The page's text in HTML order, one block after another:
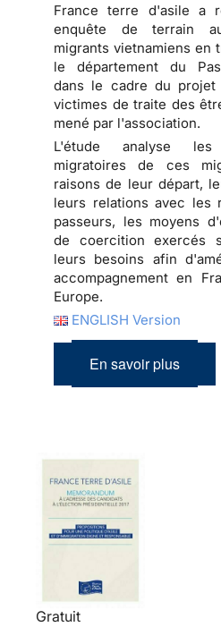
France terre d'asile a
enquête de terrain
migrants vietnamiens en
le département du
dans le cadre du projet
victimes de traite des
mené par l'association.
L'étude analyse les
migratoires de ces
raisons de leur départ,
leurs relations avec les
passeurs, les moyens
de coercition exercés
leurs besoins afin
accompagnement en
Europe.
ENGLISH Version
En savoir plus
Gratuit